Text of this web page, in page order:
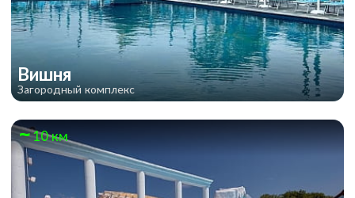
Вишня
Загородный комплекс
10 км